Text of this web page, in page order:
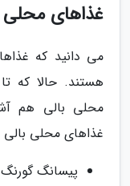
غذاهای محلی
می ­دانید که
هستند. حالا که
محلی بالی هم
غذاهای محلی بالی
پیسانگ